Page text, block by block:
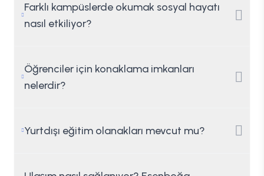
Farklı kampüslerde okumak sosyal hayatı
nasıl etkiliyor?
Öğrenciler için konaklama imkanları
nelerdir?
Yurtdışı eğitim olanakları mevcut mu?